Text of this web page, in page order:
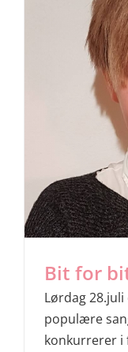
Bit for
Lørdag
populære
konkurrerer i